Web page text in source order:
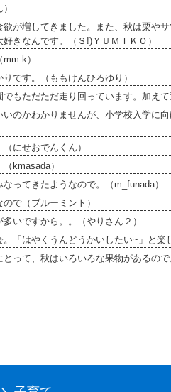
が増してきました。また、秋は栗や
きなんです。（Ｓ!)ＹＵＭＩＫＯ）
）
です。（ももけんひろゆり）
もただただ走り回っています。加えて
のかわかりませんが、小学校入学に
にせおでんくん）
kmasada）
ってきたようなので。（m_funada）
で（ブルーミント）
いですから。。（やりさん２）
「はやくうんどうかいしたい~」と楽
って、秋はいろいろな果物があるので